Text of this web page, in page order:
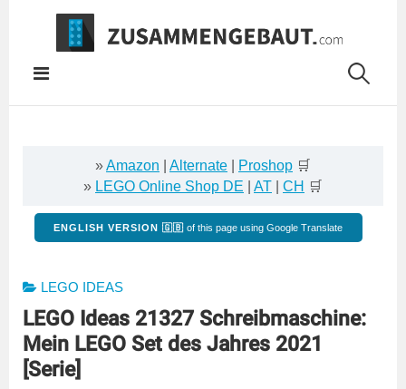
Springe
Inhalt
»Amazon Alternate Proshop 🛒
» LEGO Online Shop DE AT CH 🛒
ENGLISH VERSION 🇬🇧 of this page using Google Translate
LEGO IDEAS
LEGO Ideas 21327 Schreibmaschine:
Mein LEGO Set des Jahres 2021
[Serie]